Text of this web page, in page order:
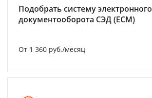
Подобрать систему электронного
документооборота СЭД (ECM)
От 1 360 руб./месяц